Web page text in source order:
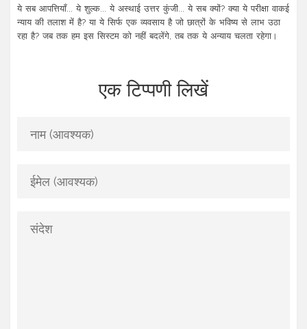
ये सब आपत्तियाँ... ये शुल्क... ये अस्थाई उत्तर कुंजी... ये सब क्यों? क्या ये परीक्षा वाकई
न्याय की तलाश में है? या ये सिर्फ एक व्यवसाय है जो छात्रों के भविष्य से लाभ उठा
रहा है? जब तक हम इस सिस्टम को नहीं बदलेंगे, तब तक ये अन्याय चलता रहेगा।
एक टिप्पणी लिखें